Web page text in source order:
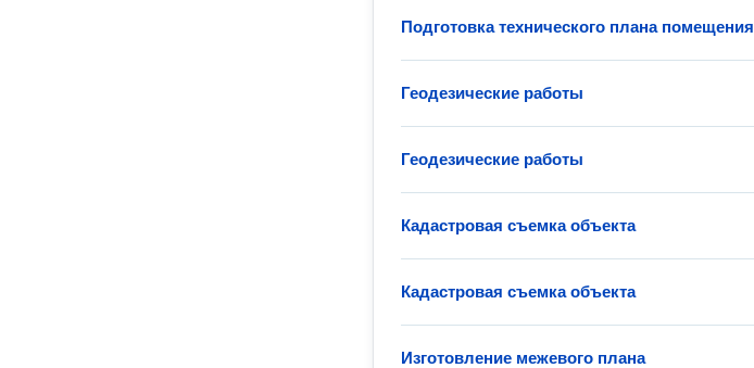
Подготовка технического плана помещения
Геодезические работы
Геодезические работы
Кадастровая съемка объекта
Кадастровая съемка объекта
Изготовление межевого плана